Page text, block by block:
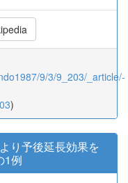
9/3/9_203/_article/-
)
り予後延長効果を
1例